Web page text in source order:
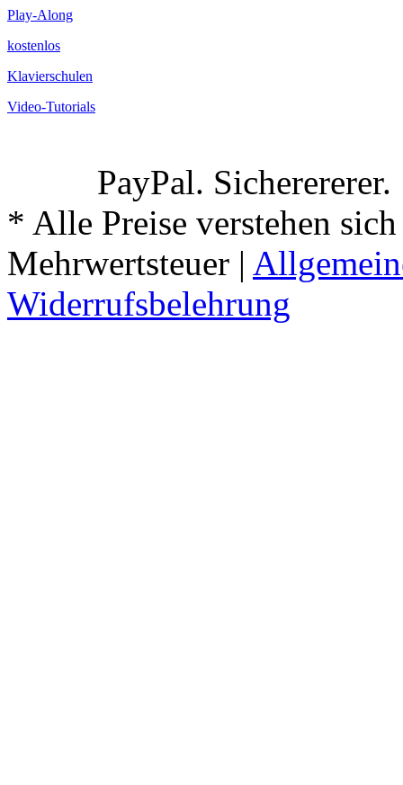
Play-Along
kostenlos
Klavierschulen
Video-Tutorials
PayPal. Sicherererer.
* Alle Preise verstehen
Mehrwertsteuer |
Widerrufsbelehrung